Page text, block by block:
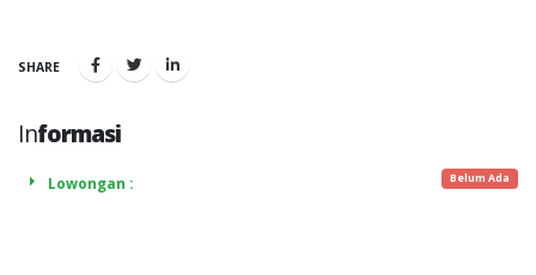
SHARE
Informasi
Lowongan : Belum Ada